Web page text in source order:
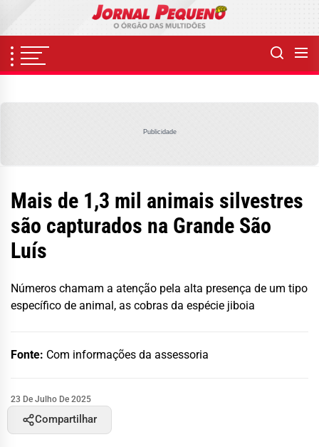
content
Publicidade
Mais de 1,3 mil animais silvestres
são capturados na Grande São
Luís
Números chamam a atenção pela alta presença de um tipo
específico de animal, as cobras da espécie jiboia
Fonte: Com informações da assessoria
23 De Julho De 2025
Compartilhar